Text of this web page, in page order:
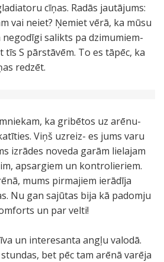
cīņas. Radās jautājums:
vai neiet? Ņemiet vērā, ka mūsu
salikts pa dzimumiem-
S pārstāvēm. To es tāpēc, ka
redzēt.
ka gribētos uz arēnu-
Viņš uzreiz- es jums varu
izrādes noveda garām lielajam
apsargiem un kontrolieriem.
mums pirmajiem ierādīja
Nu gan sajūtas bija kā padomju
un par velti!
un interesanta angļu valodā.
bet pēc tam arēnā varēja